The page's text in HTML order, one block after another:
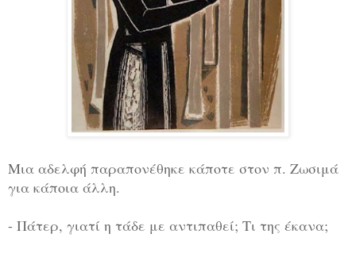
Μια αδελφή παραπονέθηκε κάποτε στον π. Ζωσιμά
για κάποια άλλη.
- Πάτερ, γιατί η τάδε με αντιπαθεί; Τι της έκανα;